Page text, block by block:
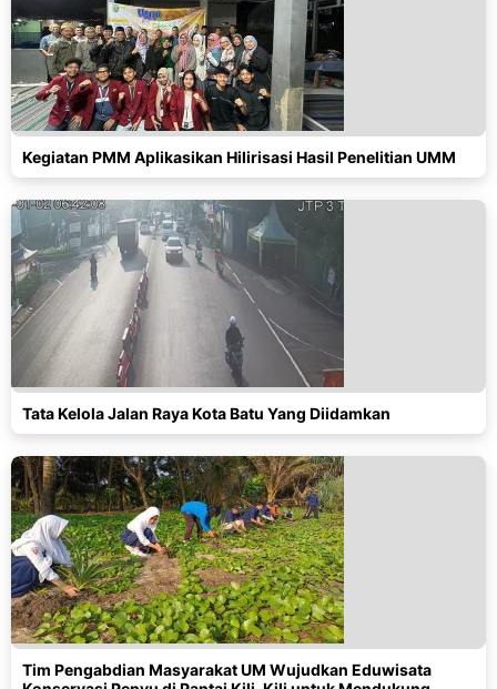
Kegiatan PMM Aplikasikan Hilirisasi Hasil Penelitian UMM
Tata Kelola Jalan Raya Kota Batu Yang Diidamkan
Tim Pengabdian Masyarakat UM Wujudkan Eduwisata